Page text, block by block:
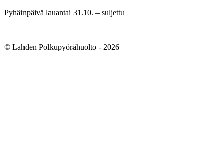
Pyhäinpäivä lauantai 31.10. – suljettu
© Lahden Polkupyörähuolto - 2026